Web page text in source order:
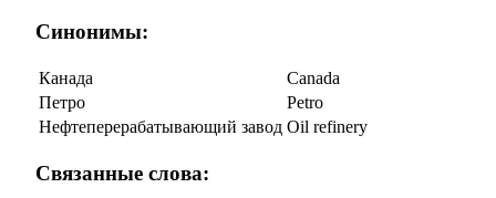
Синонимы:
Канада
Canada
Петро
Petro
Нефтеперерабатывающий завод Oil refinery
Связанные слова: